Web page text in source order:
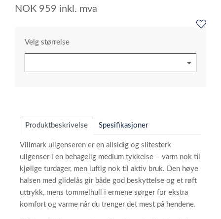
NOK 959 inkl. mva
Velg størrelse
Produktbeskrivelse Spesifikasjoner
Villmark ullgenseren er en allsidig og slitesterk
ullgenser i en behagelig medium tykkelse – varm nok til
kjølige turdager, men luftig nok til aktiv bruk. Den høye
halsen med glidelås gir både god beskyttelse og et røft
uttrykk, mens tommelhull i ermene sørger for ekstra
komfort og varme når du trenger det mest på hendene.